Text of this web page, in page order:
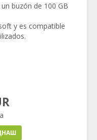
buzón de 100 GB
y es compatible